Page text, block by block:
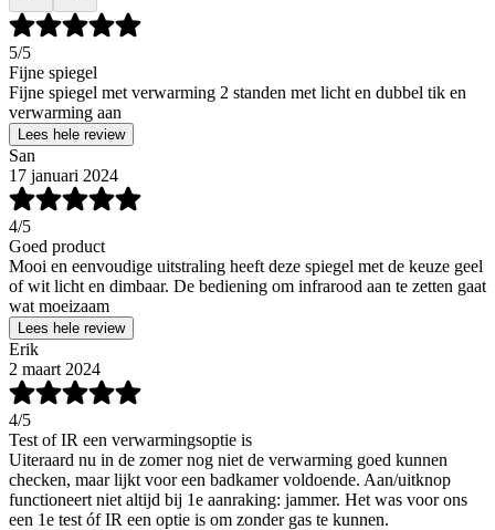
5/5
Fijne spiegel
Fijne spiegel met verwarming 2 standen met licht en dubbel tik en
verwarming aan
Lees hele review
San
17 januari 2024
4/5
Goed product
Mooi en eenvoudige uitstraling heeft deze spiegel met de keuze geel
of wit licht en dimbaar. De bediening om infrarood aan te zetten gaat
wat moeizaam
Lees hele review
Erik
2 maart 2024
4/5
Test of IR een verwarmingsoptie is
Uiteraard nu in de zomer nog niet de verwarming goed kunnen
checken, maar lijkt voor een badkamer voldoende. Aan/uitknop
functioneert niet altijd bij 1e aanraking: jammer. Het was voor ons
een 1e test óf IR een optie is om zonder gas te kunnen.